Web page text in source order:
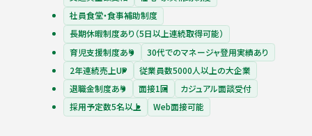
社員食堂・食事補助制度
長期休暇制度あり（5日以上連続取得可能）
育児支援制度あり
30代でのマネージャ登用実績あり
2年連続売上UP
従業員数5000人以上の大企業
退職金制度あり
面接1回
カジュアル面談受付
採用予定数5名以上
Web面接可能